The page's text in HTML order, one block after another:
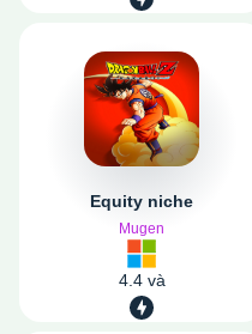
Equity niche
Mugen
4.4 và